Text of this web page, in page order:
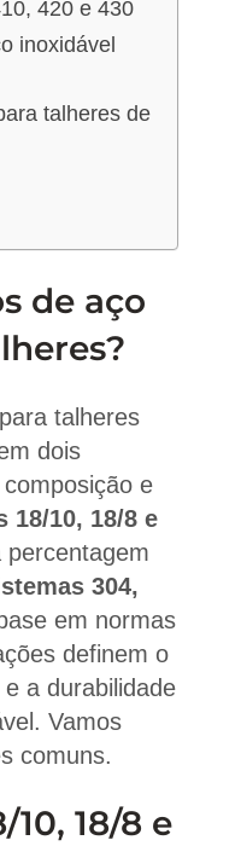
420 e 430
inoxidável
talheres de
de aço
talheres
dois
e
18/10, 18/8 e
304,
em normas
definem o
a durabilidade
Vamos
comuns.
18/8 e